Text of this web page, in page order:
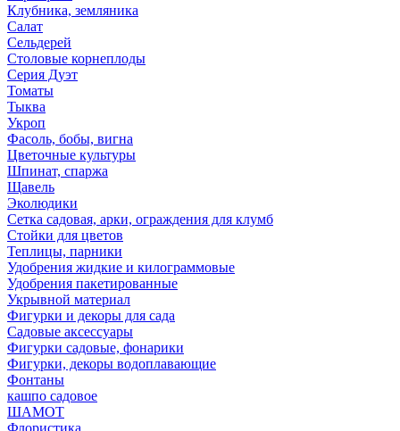
Клубника, земляника
Салат
Сельдерей
Столовые корнеплоды
Серия Дуэт
Томаты
Тыква
Укроп
Фасоль, бобы, вигна
Цветочные культуры
Шпинат, спаржа
Щавель
Эколюдики
Сетка садовая, арки, ограждения для клумб
Стойки для цветов
Теплицы, парники
Удобрения жидкие и килограммовые
Удобрения пакетированные
Укрывной материал
Фигурки и декоры для сада
Садовые аксессуары
Фигурки садовые, фонарики
Фигурки, декоры водоплавающие
Фонтаны
кашпо садовое
ШАМОТ
Флористика